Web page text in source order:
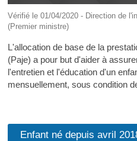
Vérifié le 01/04/2020 - Direction de
(Premier ministre)
L'allocation de base de la
(Paje) a pour but d'aider à
l'entretien et l'éducation d'un
mensuellement, sous condition
Enfant né depuis avril